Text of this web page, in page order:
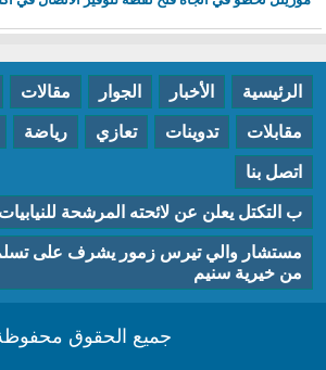
الرئيسية الأخبار الجوار مقالات
مقابلات تدوينات تعازي رياضة
اتصل بنا
ب التكتل يعلن عن لائحته المرشحة
مستشار والي تيرس زمور يشرف على
من خيرية سنيم
جميع الحقوق